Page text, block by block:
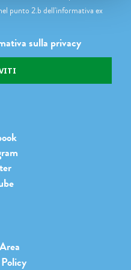
punto 2.b dell'informativa ex
sulla privacy